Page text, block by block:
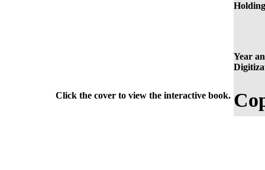
Year
Click the cover to view the interactive book.